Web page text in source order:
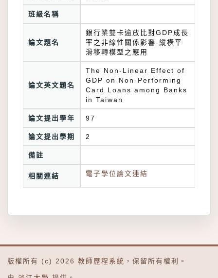
班級名稱
論文題名
銀行業雙卡逾放比對GDP成長
率之非線性關係影響-縱橫平
滑移轉模型之應用
論文英文題名
The Non-Linear Effect of
GDP on Non-Performing
Card Loans among Banks
in Taiwan
論文提出學年 97
論文提出學期 2
備註
相關連結 電子學位論文連結
版權所有 (c) 2026 教師歷程系統 ，保留所有權利。